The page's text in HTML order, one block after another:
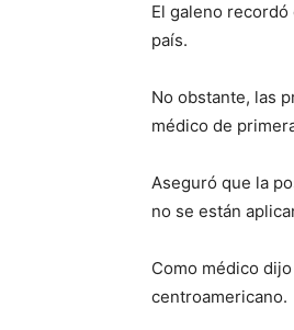
El galeno
país.
No obstante, las
médico de
Aseguró que la
no se están
Como médico
centroamericano.